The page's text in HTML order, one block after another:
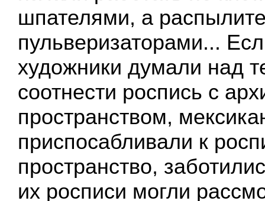
шпателями, а
пульверизаторами...
художники думали над
соотнести роспись с
пространством,
приспосабливали к
пространство,
их росписи могли